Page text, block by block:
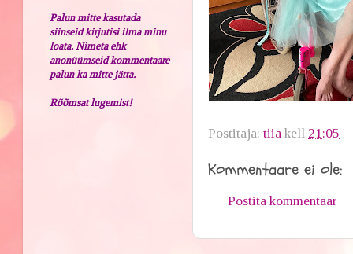
Postitaja:tiia kell 21:05
Kommentaare ei ole:
Postita kommentaar
Palun mitte kasutada
siinseid kirjutisi ilma minu
loata. Nimeta ehk
anonüümseid kommentaare
palun ka mitte jätta.
Rõõmsat lugemist!